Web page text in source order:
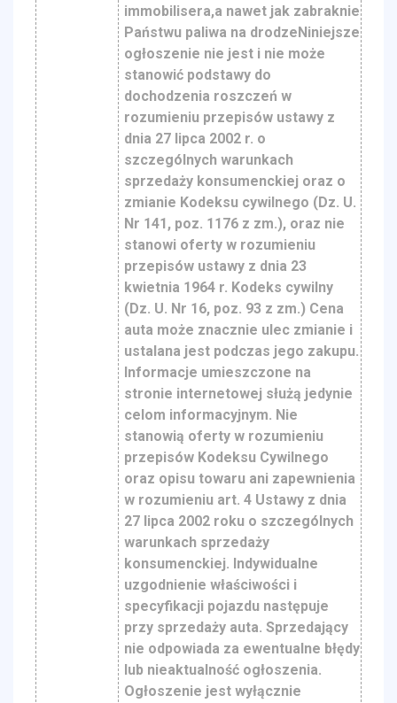
immobilisera,a nawet jak zabraknie
Państwu paliwa na drodzeNiniejsze
ogłoszenie nie jest i nie może
stanowić podstawy do
dochodzenia roszczeń w
rozumieniu przepisów ustawy z
dnia 27 lipca 2002 r. o
szczególnych warunkach
sprzedaży konsumenckiej oraz o
zmianie Kodeksu cywilnego (Dz. U.
Nr 141, poz. 1176 z zm.), oraz nie
stanowi oferty w rozumieniu
przepisów ustawy z dnia 23
kwietnia 1964 r. Kodeks cywilny
(Dz. U. Nr 16, poz. 93 z zm.) Cena
auta może znacznie ulec zmianie i
ustalana jest podczas jego zakupu.
Informacje umieszczone na
stronie internetowej służą jedynie
celom informacyjnym. Nie
stanowią oferty w rozumieniu
przepisów Kodeksu Cywilnego
oraz opisu towaru ani zapewnienia
w rozumieniu art. 4 Ustawy z dnia
27 lipca 2002 roku o szczególnych
warunkach sprzedaży
konsumenckiej. Indywidualne
uzgodnienie właściwości i
specyfikacji pojazdu następuje
przy sprzedaży auta. Sprzedający
nie odpowiada za ewentualne błędy
lub nieaktualność ogłoszenia.
Ogłoszenie jest wyłącznie